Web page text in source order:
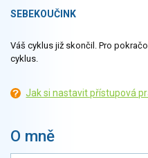
SEBEKOUČINK
Váš cyklus již skončil. Pro
cyklus.
Jak si nastavit přístupová
O mně